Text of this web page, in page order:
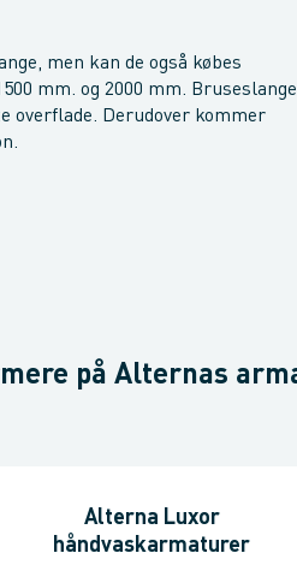
men kan de også købes
mm. og 2000 mm.
overflade. Derudover kommer
på Alternas
Alterna Luxor
håndvaskarmaturer